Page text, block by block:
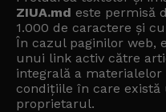
ZIUA.md este permisă
1.000 de caractere și
În cazul paginilor web,
unui link activ către
integrală a
condițiile în care există
proprietarul.